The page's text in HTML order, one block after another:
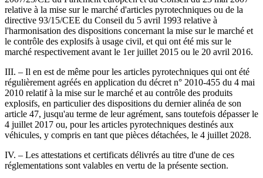
relative à la mise sur le marché d'articles pyrotechniques ou de la
directive 93/15/CEE du Conseil du 5 avril 1993 relative à
l'harmonisation des dispositions concernant la mise sur le marché et
le contrôle des explosifs à usage civil, et qui ont été mis sur le
marché respectivement avant le 1er juillet 2015 ou le 20 avril 2016.
III. – Il en est de même pour les articles pyrotechniques qui ont été
régulièrement agréés en application du décret n° 2010-455 du 4 mai
2010 relatif à la mise sur le marché et au contrôle des produits
explosifs, en particulier des dispositions du dernier alinéa de son
article 47, jusqu'au terme de leur agrément, sans toutefois dépasser le
4 juillet 2017 ou, pour les articles pyrotechniques destinés aux
véhicules, y compris en tant que pièces détachées, le 4 juillet 2028.
IV. – Les attestations et certificats délivrés au titre d'une de ces
réglementations sont valables en vertu de la présente section.